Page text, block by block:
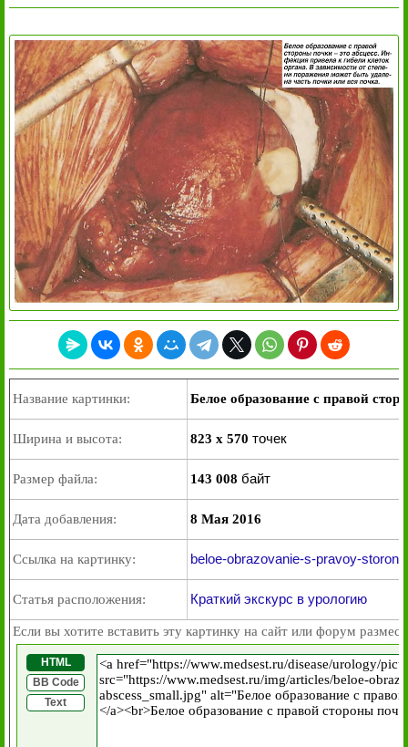
Название картинки: Белое образование с правой
Ширина и высота: 823 x 570 точек
Размер файла: 143 008 байт
Дата добавления: 8 Мая 2016
Ссылка на картинку: beloe-obrazovanie-s-pravoy-
Статья расположения: Краткий экскурс в урологию
Если вы хотите вставить эту картинку на сайт или форум
HTML
BB Code
Text